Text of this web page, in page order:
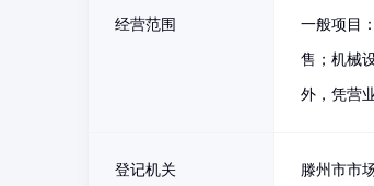
经营范围 一般项目
售；机械
外，凭营
登记机关 滕州市市